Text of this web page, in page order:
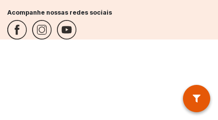
Acompanhe nossas redes sociais